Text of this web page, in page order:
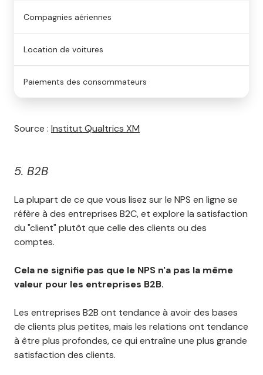
Compagnies aériennes
Location de voitures
Paiements des consommateurs
Source : Institut Qualtrics XM
5. B2B
La plupart de ce que vous lisez sur le NPS en ligne se
réfère à des entreprises B2C, et explore la satisfaction
du "client" plutôt que celle des clients ou des
comptes.
Cela ne signifie pas que le NPS n'a pas la même
valeur pour les entreprises B2B.
Les entreprises B2B ont tendance à avoir des bases
de clients plus petites, mais les relations ont tendance
à être plus profondes, ce qui entraîne une plus grande
satisfaction des clients.